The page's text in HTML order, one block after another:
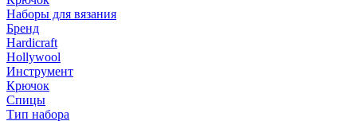
Наборы для вязания
Бренд
Hardicraft
Hollywool
Инструмент
Крючок
Спицы
Тип набора